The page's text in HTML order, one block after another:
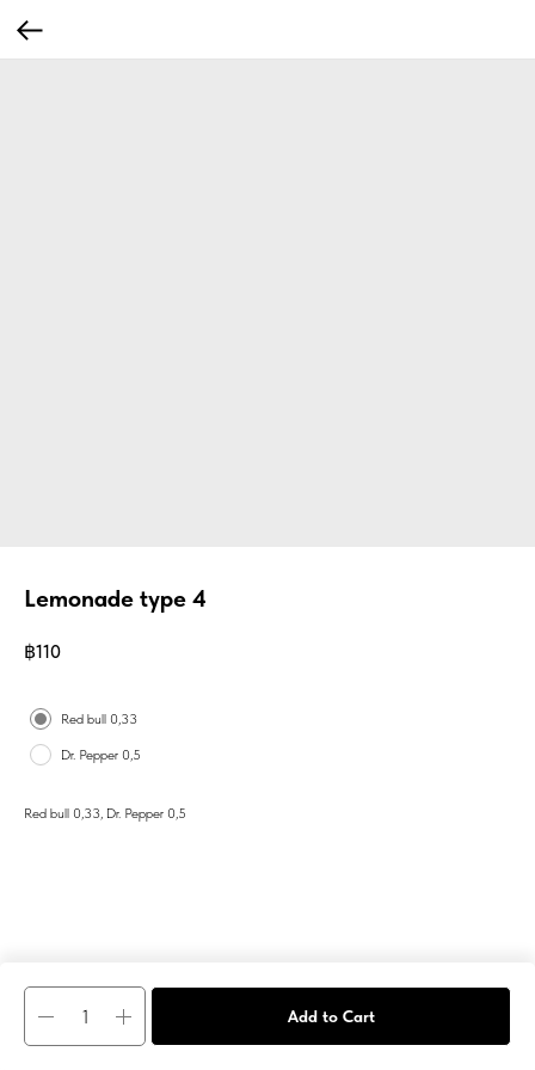
Lemonade type 4
฿110
Red bull 0,33
Dr. Pepper 0,5
Add to Cart
Red bull 0,33, Dr. Pepper 0,5